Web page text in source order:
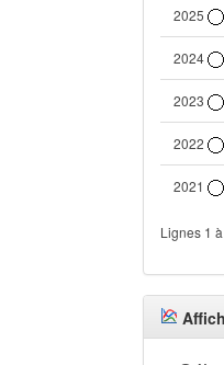
2025
2024
2023
2022
2021
Lignes 1